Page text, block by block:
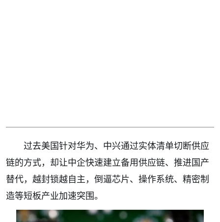
过去美国针对华为、中兴通过实体清单切断供应
链的方式，却让中企快速建立备用供应链、推进国产
替代，越封锁越自主，倒逼芯片、操作系统、精密制
造等短板产业加速突围。